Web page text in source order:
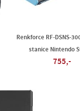
Renkforce RF-DSNS-
stanice Nintendo
755,-